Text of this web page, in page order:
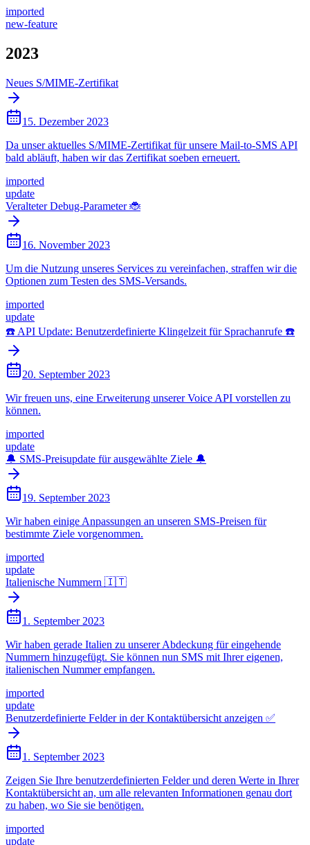
imported
new-feature
2023
Neues S/MIME-Zertifikat
15. Dezember 2023
Da unser aktuelles S/MIME-Zertifikat für unsere Mail-to-SMS API
bald abläuft, haben wir das Zertifikat soeben erneuert.
imported
update
Veralteter Debug-Parameter 🐞
16. November 2023
Um die Nutzung unseres Services zu vereinfachen, straffen wir die
Optionen zum Testen des SMS-Versands.
imported
update
☎️ API Update: Benutzerdefinierte Klingelzeit für Sprachanrufe ☎️
20. September 2023
Wir freuen uns, eine Erweiterung unserer Voice API vorstellen zu
können.
imported
update
🔔 SMS-Preisupdate für ausgewählte Ziele 🔔
19. September 2023
Wir haben einige Anpassungen an unseren SMS-Preisen für
bestimmte Ziele vorgenommen.
imported
update
Italienische Nummern 🇮🇹
1. September 2023
Wir haben gerade Italien zu unserer Abdeckung für eingehende
Nummern hinzugefügt. Sie können nun SMS mit Ihrer eigenen,
italienischen Nummer empfangen.
imported
update
Benutzerdefinierte Felder in der Kontaktübersicht anzeigen ✅
1. September 2023
Zeigen Sie Ihre benutzerdefinierten Felder und deren Werte in Ihrer
Kontaktübersicht an, um alle relevanten Informationen genau dort
zu haben, wo Sie sie benötigen.
imported
update